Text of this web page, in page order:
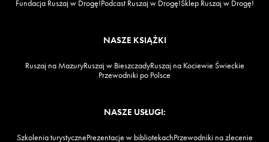
Fundacja Ruszaj w Drogę!Podcast Ruszaj w Drogę!Sklep Ruszaj w Drogę!
NASZE KSIĄŻKI
Ruszaj na MazuryRuszaj w BieszczadyRuszaj na Kociewie Świeckie
Przewodniki po Polsce
NASZE USŁUGI:
Szkolenia turystycznePrezentacje w bibliotekachPrzewodniki na zlecenie